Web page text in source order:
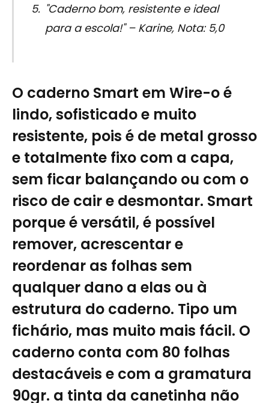
"Caderno bom, resistente e ideal
para a escola!" – Karine, Nota: 5,0
O caderno Smart em Wire-o é
lindo, sofisticado e muito
resistente, pois é de metal grosso
e totalmente fixo com a capa,
sem ficar balançando ou com o
risco de cair e desmontar. Smart
porque é versátil, é possível
remover, acrescentar e
reordenar as folhas sem
qualquer dano a elas ou à
estrutura do caderno. Tipo um
fichário, mas muito mais fácil. O
caderno conta com 80 folhas
destacáveis e com a gramatura
90gr. a tinta da canetinha não